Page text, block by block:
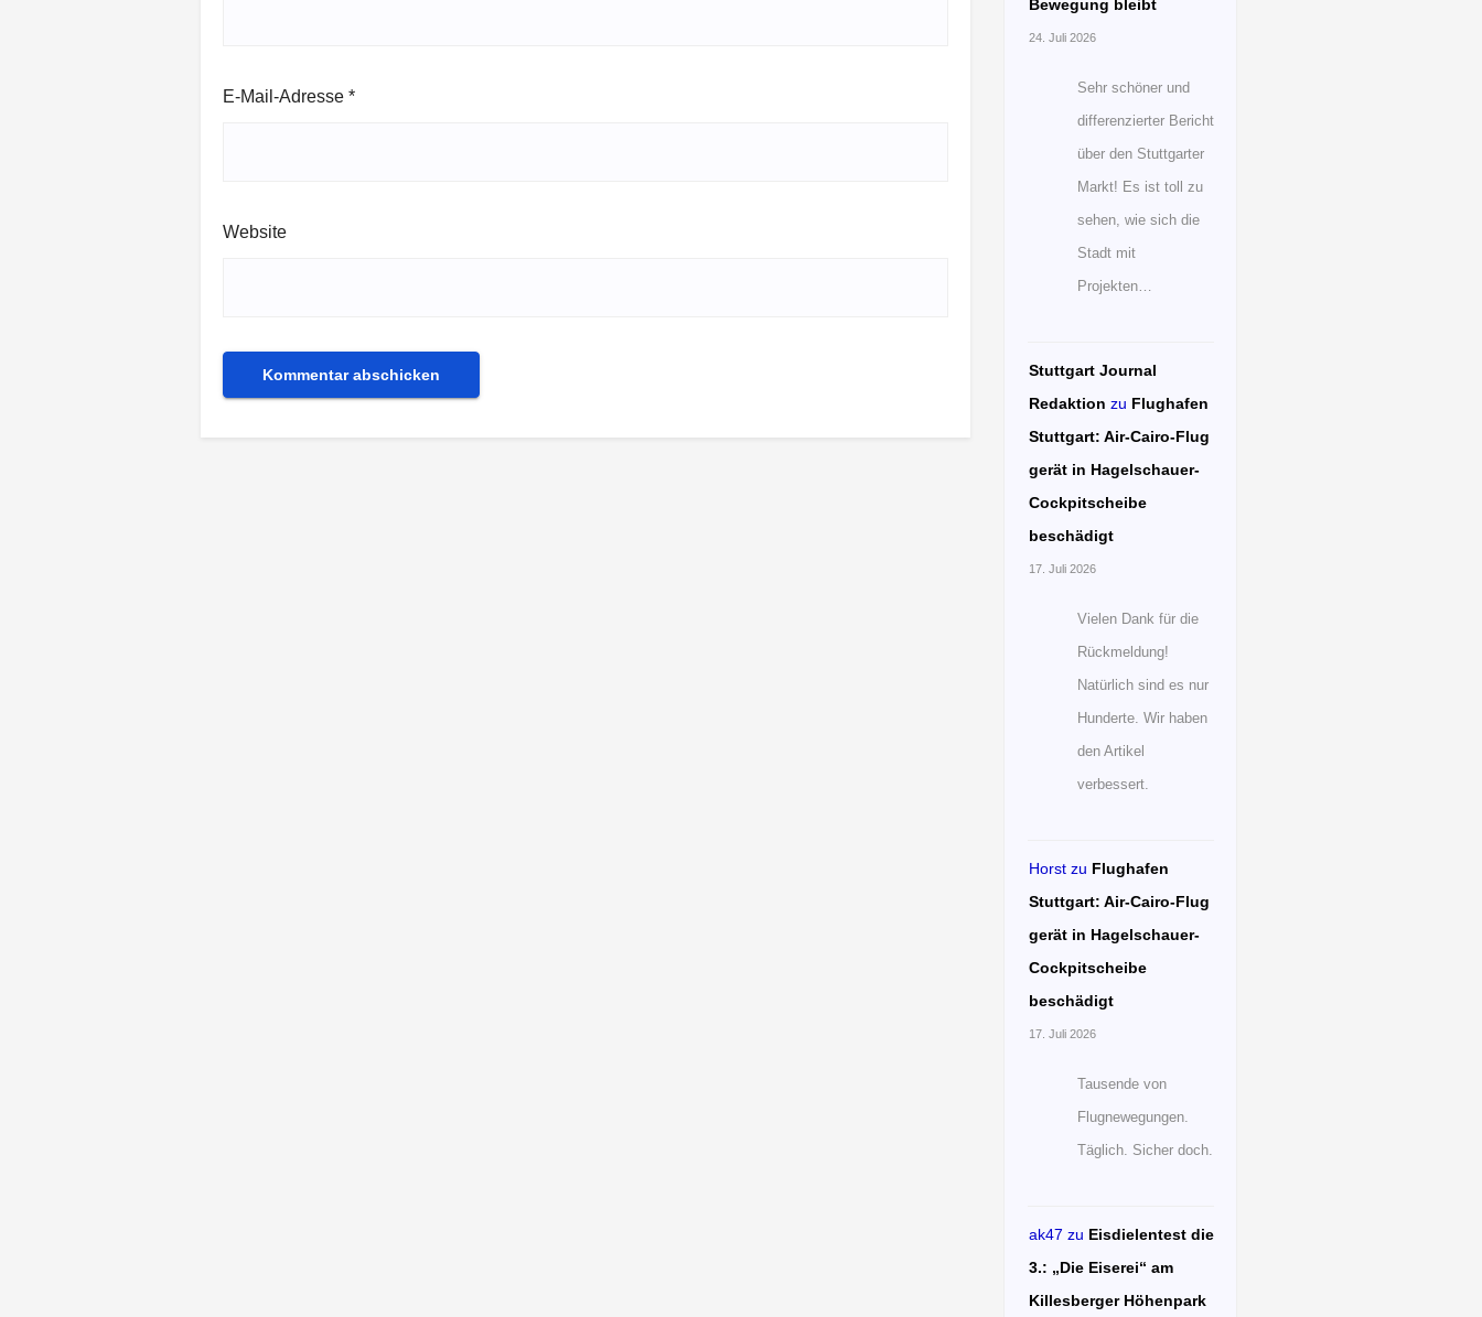
E-Mail-Adresse *
Website
Bewegung bleibt
24. Juli 2026
Sehr schöner und
differenzierter Bericht
über den Stuttgarter
Markt! Es ist toll zu
sehen, wie sich die
Stadt mit
Projekten…
Stuttgart Journal
Redaktion zu Flughafen
Stuttgart: Air-Cairo-Flug
gerät in Hagelschauer-
Cockpitscheibe
beschädigt
17. Juli 2026
Vielen Dank für die
Rückmeldung!
Natürlich sind es nur
Hunderte. Wir haben
den Artikel
verbessert.
Horstzu Flughafen
Stuttgart: Air-Cairo-Flug
gerät in Hagelschauer-
Cockpitscheibe
beschädigt
17. Juli 2026
Tausende von
Flugnewegungen.
Täglich. Sicher doch.
ak47 zu Eisdielentest die
3.: „Die Eiserei“ am
Killesberger Höhenpark